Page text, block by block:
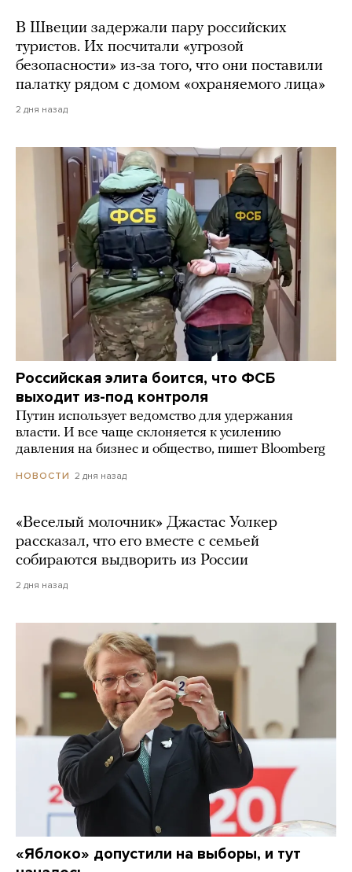
В Швеции задержали пару российских
туристов. Их посчитали «угрозой
безопасности» из-за того, что они поставили
палатку рядом с домом «охраняемого лица»
2 дня назад
Российская элита боится, что ФСБ
выходит из-под контроля
Путин использует ведомство для удержания
власти. И все чаще склоняется к усилению
давления на бизнес и общество, пишет Bloomberg
НОВОСТИ 2 дня назад
«Веселый молочник» Джастас Уолкер
рассказал, что его вместе с семьей
собираются выдворить из России
2 дня назад
«Яблоко» допустили на выборы, и тут